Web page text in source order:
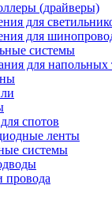
(драйверы)
для
для
системы
для напольных
спотов
ленты
системы
провода